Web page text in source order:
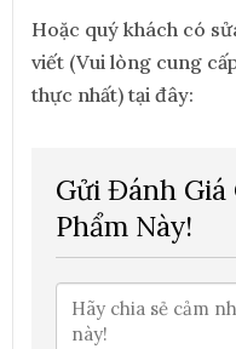
Hoặc quý khách có
viết (Vui lòng cung
thực nhất) tại đây:
Gửi Đánh Giá
Phẩm Này!